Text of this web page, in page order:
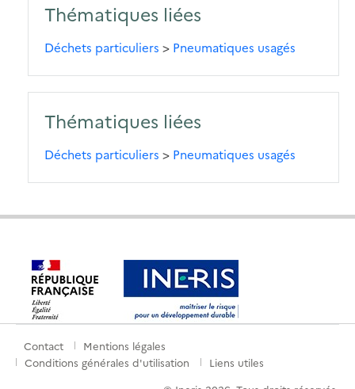
Thématiques liées
Déchets particuliers > Pneumatiques usagés
Thématiques liées
Déchets particuliers > Pneumatiques usagés
Menu
Contact
Mentions légales
Conditions générales d'utilisation
Liens utiles